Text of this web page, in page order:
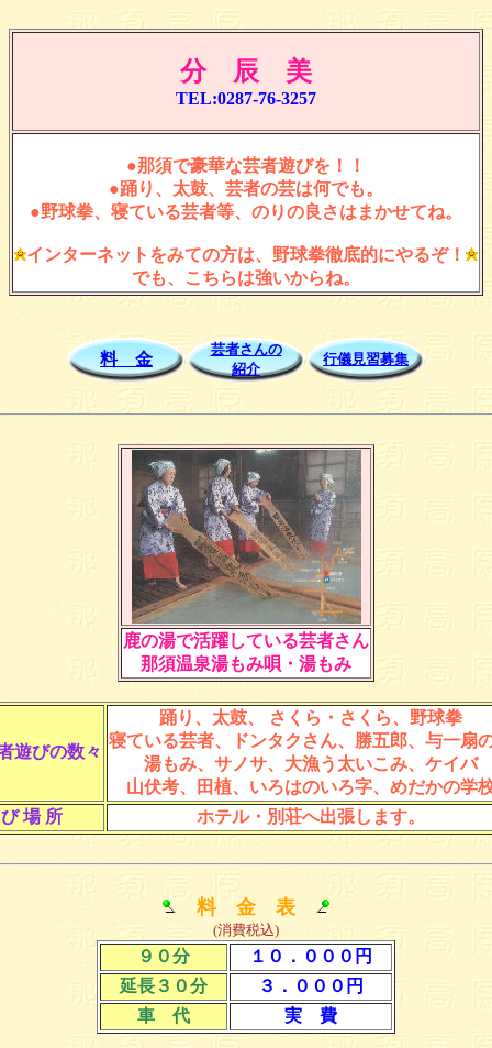
分 辰 美
TEL:0287-76-3257
●那須で豪華な芸者遊びを！！
●踊り、太鼓、芸者の芸は何でも。
●野球拳、寝ている芸者等、のりの良さはまかせてね。
インターネットをみての方は、野球拳徹底的にやるぞ！
でも、こちらは強いからね。
料 金
芸者さんの
紹介
行儀見習募集
鹿の湯で活躍している芸者さん
那須温泉湯もみ唄・湯もみ
遊びの数々
踊り、太鼓、 さくら・さくら、野球拳
寝ている芸者、ドンタクさん、勝五郎、与一扇
湯もみ、サノサ、大漁う太いこみ、ケイバ
山伏考、田植、いろはのいろ字、めだかの学
場 所
ホテル・別荘へ出張します。
料 金 表
(消費税込)
９０分
１０．０００円
延長３０分
３．０００円
車 代
実 費